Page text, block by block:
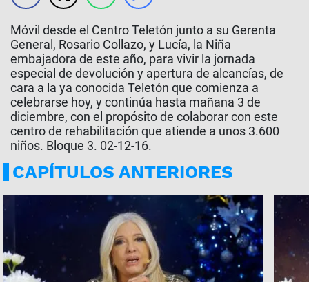
Móvil desde el Centro Teletón junto a su Gerenta
General, Rosario Collazo, y Lucía, la Niña
embajadora de este año, para vivir la jornada
especial de devolución y apertura de alcancías, de
cara a la ya conocida Teletón que comienza a
celebrarse hoy, y continúa hasta mañana 3 de
diciembre, con el propósito de colaborar con este
centro de rehabilitación que atiende a unos 3.600
niños. Bloque 3. 02-12-16.
CAPÍTULOS ANTERIORES